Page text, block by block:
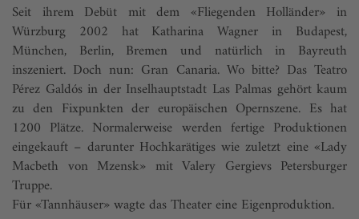
Seit ihrem Debüt mit dem «Fliegenden Holländer» in
Würzburg 2002 hat Katharina Wagner in Budapest,
München, Berlin, Bremen und natürlich in Bayreuth
inszeniert. Doch nun: Gran Canaria. Wo bitte? Das Teatro
Pérez Galdós in der Inselhauptstadt Las Palmas gehört kaum
zu den Fixpunkten der europäischen Opernszene. Es hat
1200 Plätze. Normalerweise werden fertige Produktionen
eingekauft – darunter Hochkarätiges wie zuletzt eine «Lady
Macbeth von Mzensk» mit Valery Gergievs Petersburger
Truppe.
Für «Tannhäuser» wagte das Theater eine Eigenproduktion.